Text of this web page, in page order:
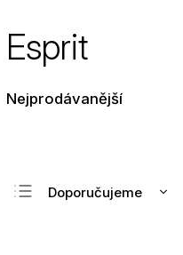
Esprit
Nejprodávanější
Doporučujeme